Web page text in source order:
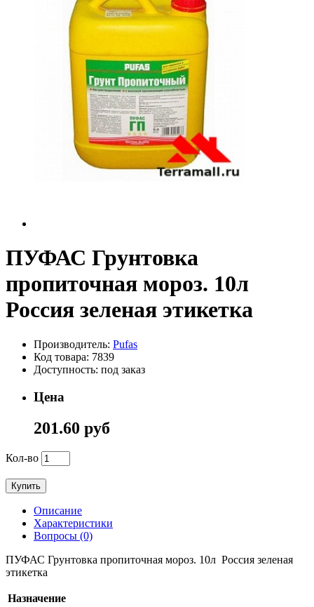
ПУФАС Грунтовка
пропиточная мороз. 10л
Россия зеленая этикетка
Производитель: Pufas
Код товара: 7839
Доступность: под заказ
Цена
201.60 руб
Кол-во
Купить
Описание
Характеристики
Вопросы (0)
ПУФАС Грунтовка пропиточная мороз. 10л Россия зеленая
этикетка
Назначение